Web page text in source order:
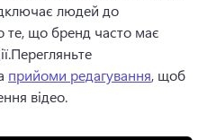
людей до
те, що бренд часто має
Перегляньте
прийоми редагування, щоб
відео.